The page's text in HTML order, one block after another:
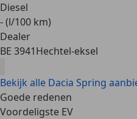
Diesel
- (l/100 km)
Dealer
BE 3941Hechtel-eksel
Bekijk alle Dacia Spring
Goede redenen
Voordeligste EV